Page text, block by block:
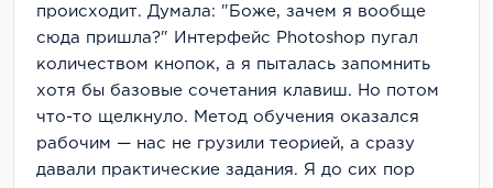
происходит. Думала: "Боже, зачем я вообще
сюда пришла?" Интерфейс Photoshop пугал
количеством кнопок, а я пыталась запомнить
хотя бы базовые сочетания клавиш. Но потом
что-то щелкнуло. Метод обучения оказался
рабочим — нас не грузили теорией, а сразу
давали практические задания. Я до сих пор